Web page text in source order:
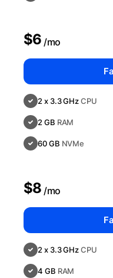
2 x 3.3 GHzCPU
2 GB RAM
60 GB NVMe
$6 /mo
2 x 3.3 GHzCPU
4 GB RAM
$8 /mo